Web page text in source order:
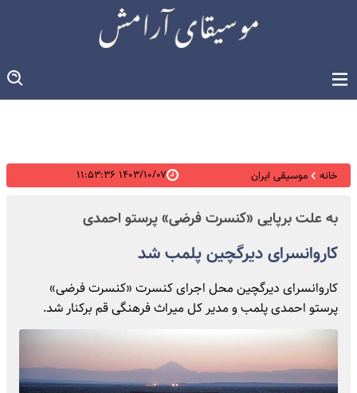
خانه موسیقی ایران ۱۴۰۳/۱۰/۰۷ ۱۱:۵۳:۳۶
به علت برپایی «کنسرت فرضی» پرستو احمدی
کاروانسرای دیرگچین پلمب شد
کاروانسرای دیرگچین محل اجرای کنسرت «کنسرت فرضی»
پرستو احمدی پلمب و مدیر کل میراث فرهنگی قم برکنار شد.